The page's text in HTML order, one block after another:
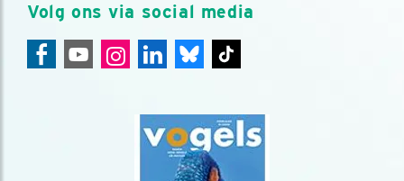
Volg ons via social media